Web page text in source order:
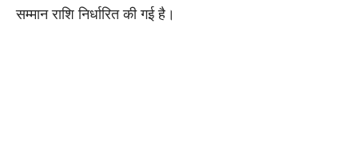
सम्मान राशि निर्धारित की गई है।